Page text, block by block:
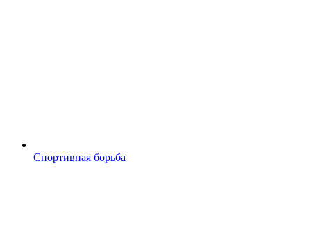
Спортивная борьба